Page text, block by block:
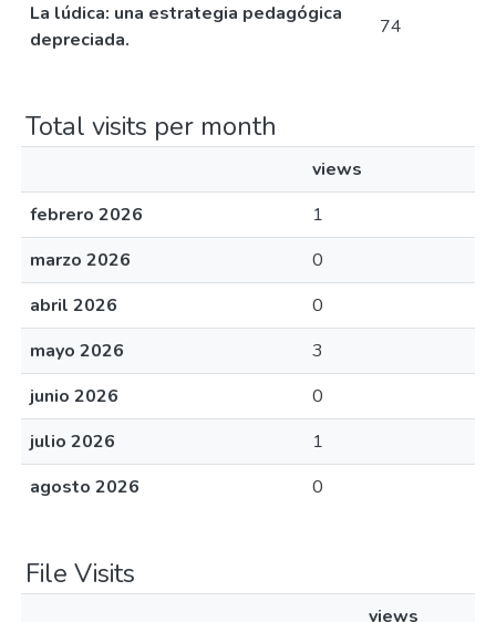
La lúdica: una estrategia pedagógica
depreciada.
74
Total visits per month
views
febrero 2026
1
marzo 2026
0
abril 2026
0
mayo 2026
3
junio 2026
0
julio 2026
1
agosto 2026
0
File Visits
views